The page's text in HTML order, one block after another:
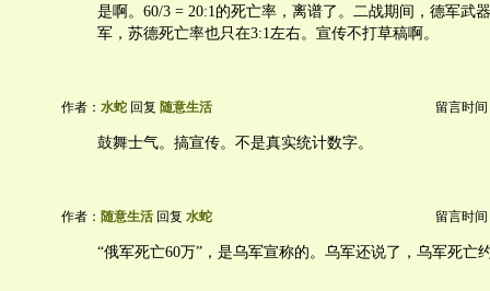
是啊。60/3 = 20:1的死亡率，离谱了。二战期间，德军武
军，苏德死亡率也只在3:1左右。宣传不打草稿啊。
作者： 水蛇 回复 随意生活 留言时间
鼓舞士气。搞宣传。不是真实统计数字。
作者： 随意生活 回复 水蛇 留言时间
“俄军死亡60万”，是乌军宣称的。乌军还说了，乌军死亡